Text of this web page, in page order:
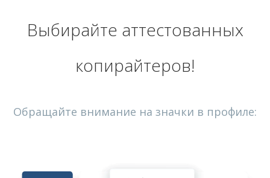
Выбирайте аттестованных
копирайтеров!
Обращайте внимание на значки в профиле: